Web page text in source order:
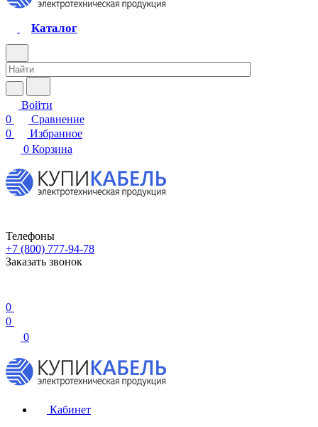
Каталог
Войти
0
Сравнение
0
Избранное
0 Корзина
Телефоны
+7 (800) 777-94-78
Заказать звонок
0
0
0
Кабинет